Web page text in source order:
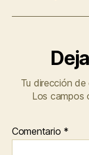
Tu dirección
Los campos
Comentario *